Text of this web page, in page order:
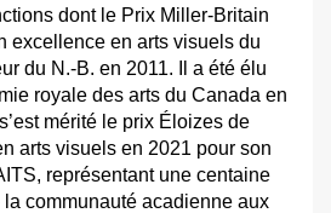
dont le Prix Miller-Britain
excellence en arts visuels du
du N.-B. en 2011. Il a été élu
royale des arts du Canada en
mérité le prix Éloizes de
arts visuels en 2021 pour son
représentant une centaine
communauté acadienne aux